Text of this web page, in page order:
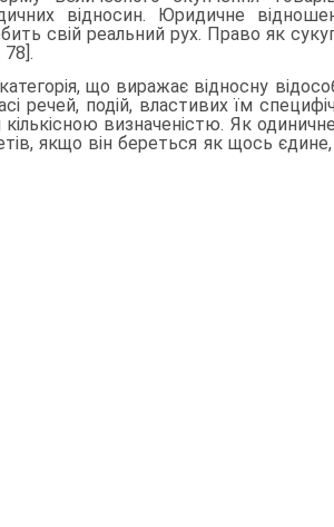
відносин. Юридичне
свій реальний рух. Право як
78].
що виражає відносну
речей, подій, властивих їм
визначеністю. Як
якщо він береться як щось